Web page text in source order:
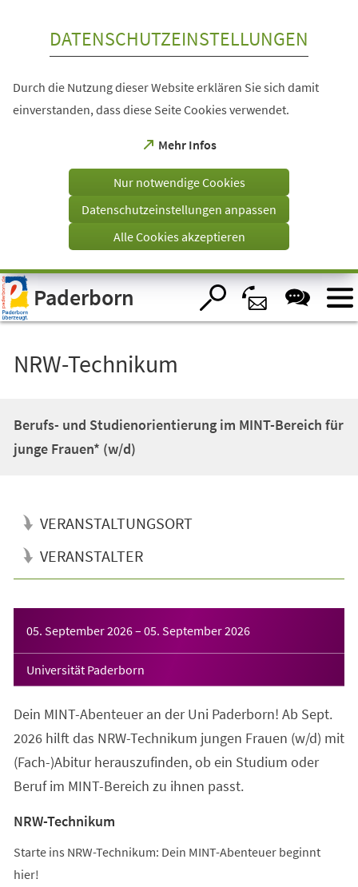
Visuelle
Assistenzsoftware
öffnen.
DATENSCHUTZEINSTELLUNGEN
Durch die Nutzung dieser Website erklären Sie sich damit
einverstanden, dass diese Seite Cookies verwendet.
Mehr Infos
(Öffnet
einem
Tab)
Nur notwendige Cookies
Datenschutzeinstellungen anpassen
Alle Cookies akzeptieren
Paderborn
NRW-Technikum
Berufs- und Studienorientierung im MINT-Bereich für
junge Frauen* (w/d)
VERANSTALTUNGSORT
VERANSTALTER
05. September 2026– 05. September 2026
Universität Paderborn
Dein MINT-Abenteuer an der Uni Paderborn! Ab Sept.
2026 hilft das NRW-Technikum jungen Frauen (w/d) mit
(Fach-)Abitur herauszufinden, ob ein Studium oder
Beruf im MINT-Bereich zu ihnen passt.
NRW-Technikum
Starte ins NRW-Technikum: Dein MINT-Abenteuer beginnt
hier!